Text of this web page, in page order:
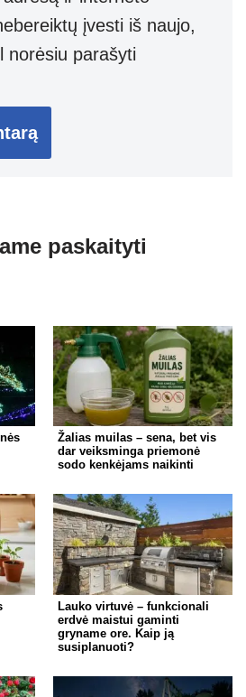
įvesti iš naujo,
norėsiu parašyti
paskaityti
Žalias muilas – sena, bet vis
dar veiksminga priemonė
sodo kenkėjams naikinti
Lauko virtuvė – funkcionali
erdvė maistui gaminti
gryname ore. Kaip ją
susiplanuoti?